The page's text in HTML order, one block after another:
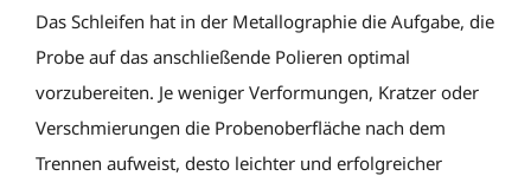
Das Schleifen hat in der Metallographie die Aufgabe, die
Probe auf das anschließende Polieren optimal
vorzubereiten. Je weniger Verformungen, Kratzer oder
Verschmierungen die Probenoberfläche nach dem
Trennen aufweist, desto leichter und erfolgreicher